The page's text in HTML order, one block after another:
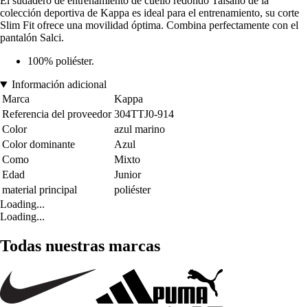
colección deportiva de Kappa es ideal para el entrenamiento, su corte
Slim Fit ofrece una movilidad óptima. Combina perfectamente con el
pantalón Salci.
100% poliéster.
Información adicional
Marca
Kappa
Referencia del proveedor 304TTJ0-914
Color
azul marino
Color dominante
Azul
Como
Mixto
Edad
Junior
material principal
poliéster
Loading...
Loading...
Todas nuestras marcas